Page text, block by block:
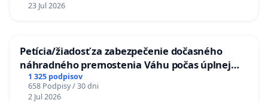
odvodňovacích kanálov na Slovensku
23 Jul 2026
Petícia/žiadosť za zabezpečenie dočasného
náhradného premostenia Váhu počas úplnej
uzávery Vážskeho mosta v Komárne
1 325 podpisov
658 Podpisy / 30 dni
2 Jul 2026